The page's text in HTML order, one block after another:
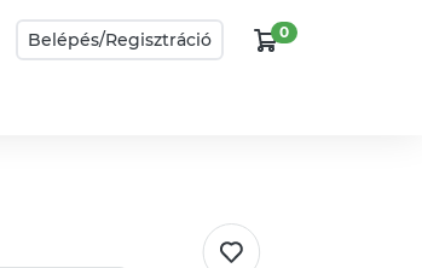
Belépés/Regisztráció 0